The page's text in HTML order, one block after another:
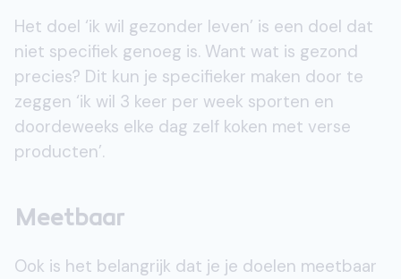
Het doel ‘ik wil gezonder leven’ is een doel dat
niet specifiek genoeg is. Want wat is gezond
precies? Dit kun je specifieker maken door te
zeggen ‘ik wil 3 keer per week sporten en
doordeweeks elke dag zelf koken met verse
producten’.
Meetbaar
Ook is het belangrijk dat je je doelen meetbaar